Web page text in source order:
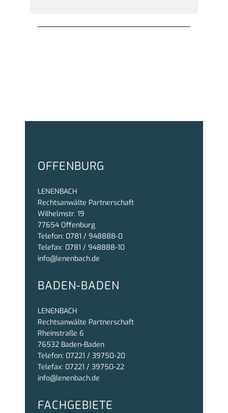
OFFENBURG
LENENBACH
Rechtsanwälte Partnerschaft
Wilhelmstr. 19
77654 Offenburg
Telefon: 0781 / 948888-0
Telefax: 0781 / 948888-10
info@lenenbach.de
BADEN-BADEN
LENENBACH
Rechtsanwälte Partnerschaft
Rheinstraße 6
76532 Baden-Baden
Telefon: 07221 / 39750-20
Telefax: 07221 / 39750-22
info@lenenbach.de
FACHGEBIETE